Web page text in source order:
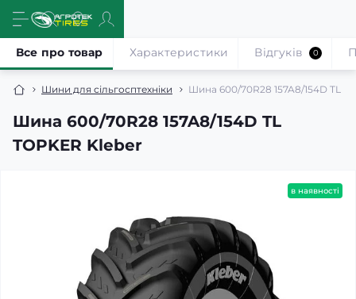
Шини для сільгосптехніки Шина 600/70R28 157A8/154D TL
Шина 600/70R28 157A8/154D TL
TOPKER Kleber
Все про товар Характеристики Відгуків 0
в наявності